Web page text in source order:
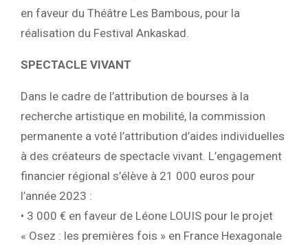
en faveur du Théâtre Les Bambous, pour la
réalisation du Festival Ankaskad.
SPECTACLE VIVANT
Dans le cadre de l’attribution de bourses à la
recherche artistique en mobilité, la commission
permanente a voté l’attribution d’aides individuelles
à des créateurs de spectacle vivant. L’engagement
financier régional s’élève à 21 000 euros pour
l’année 2023 :
• 3 000 € en faveur de Léone LOUIS pour le projet
« Osez : les premières fois » en France Hexagonale